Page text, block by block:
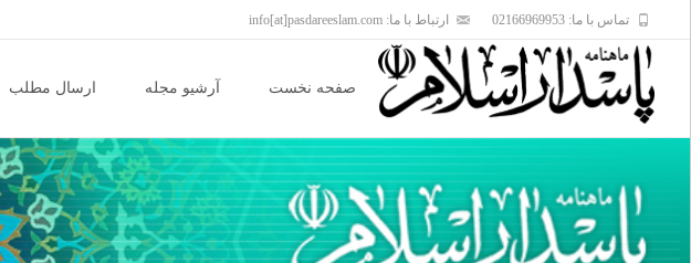
تماس با ما: 02166969953 ارتباط با ما: info[at]pasdareeslam.com
content
صفحه نخست آرشیو مجله ارسال مطلب